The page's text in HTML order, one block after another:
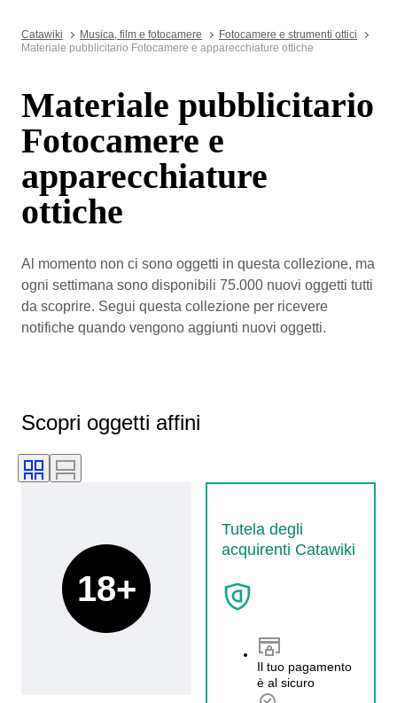
Catawiki Musica, film e fotocamere
Fotocamere e strumenti ottici
Materiale pubblicitario Fotocamere e apparecchiature ottiche
Materiale pubblicitario
Fotocamere e
apparecchiature
ottiche
Al momento non ci sono oggetti in questa collezione, ma
ogni settimana sono disponibili 75.000 nuovi oggetti tutti
da scoprire. Segui questa collezione per ricevere
notifiche quando vengono aggiunti nuovi oggetti.
Scopri oggetti affini
Tutela degli
acquirenti Catawiki
Il tuo pagamento
è al sicuro
18+